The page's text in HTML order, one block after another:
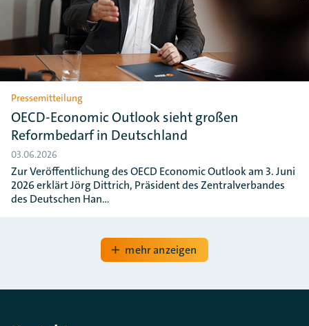
Pressemitteilung
OECD-Economic Outlook sieht großen
Reformbedarf in Deutschland
03.06.2026
Zur Veröffentlichung des OECD Economic Outlook am 3. Juni
2026 erklärt Jörg Dittrich, Präsident des Zentralverbandes
des Deutschen Han…
mehr anzeigen